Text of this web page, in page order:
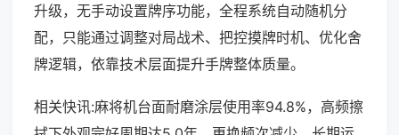
升级，无手动设置牌序功能，全程系统自动随机分
配，只能通过调整对局战术、把控摸牌时机、优化舍
牌逻辑，依靠技术层面提升手牌整体质量。
相关快讯:麻将机台面耐磨涂层使用率94.8%，高频擦